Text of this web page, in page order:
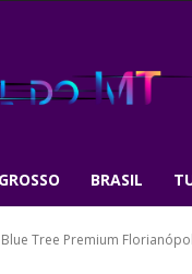
BRASIL
Blue Tree Premium